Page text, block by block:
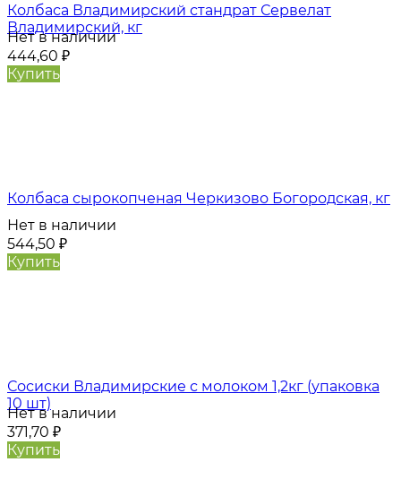
Колбаса Владимирский стандрат Сервелат
Владимирский, кг
Нет в наличии
444,60 ₽
Купить
Колбаса сырокопченая Черкизово Богородская, кг
Нет в наличии
544,50 ₽
Купить
Сосиски Владимирские с молоком 1,2кг (упаковка
10 шт)
Нет в наличии
371,70 ₽
Купить